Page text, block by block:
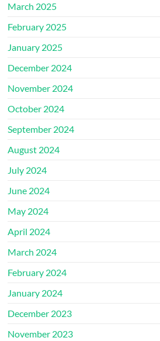
March 2025
February 2025
January 2025
December 2024
November 2024
October 2024
September 2024
August 2024
July 2024
June 2024
May 2024
April 2024
March 2024
February 2024
January 2024
December 2023
November 2023